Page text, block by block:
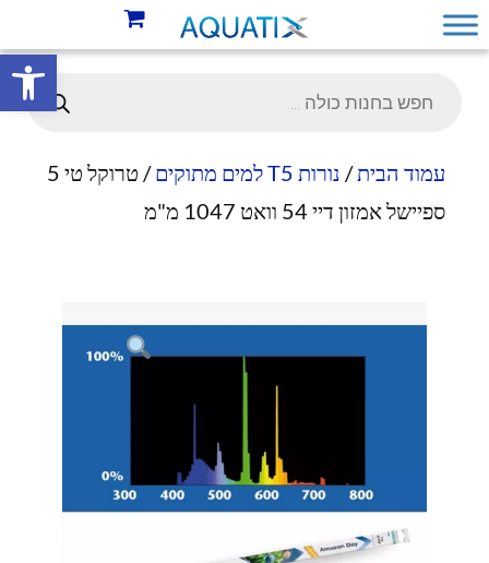
פתח
עמוד הבית/ נורות T5 למים מתוקים
/ טרוקל טי 5
ספיישל אמזון דיי 54 וואט 1047 מ"מ